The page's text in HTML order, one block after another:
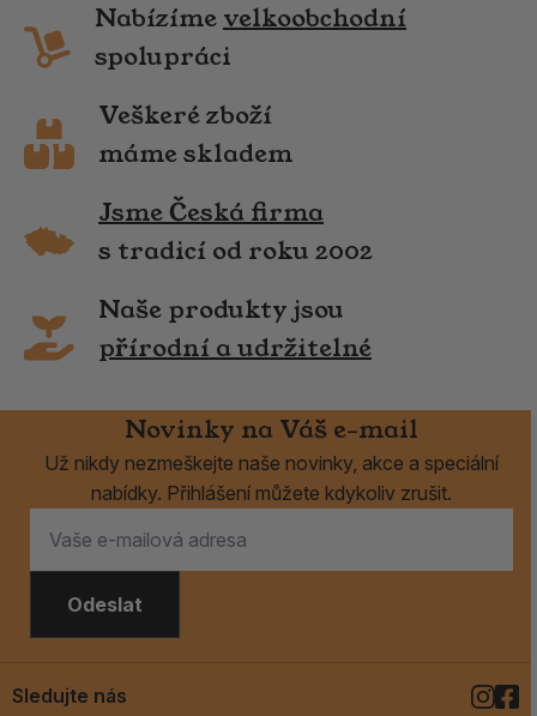
Nabízíme velkoobchodní
spolupráci
Veškeré zboží
máme skladem
Jsme Česká firma
s tradicí od roku 2002
Naše produkty jsou
přírodní a udržitelné
Novinky na Váš e-mail
Už nikdy nezmeškejte naše novinky, akce a speciální
nabídky. Přihlášení můžete kdykoliv zrušit.
Odeslat
Sledujte nás